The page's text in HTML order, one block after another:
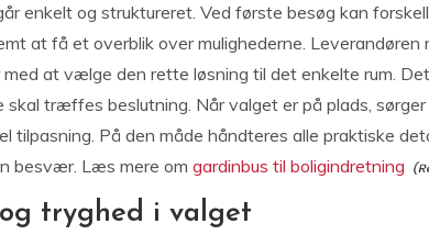
enkelt og struktureret. Ved første besøg kan
at få et overblik over mulighederne. Leverandøren
at vælge den rette løsning til det enkelte rum.
træffes beslutning. Når valget er på plads,
tilpasning. På den måde håndteres alle praktiske
besvær. Læs mere om gardinbus til boligindretning
tryghed i valget